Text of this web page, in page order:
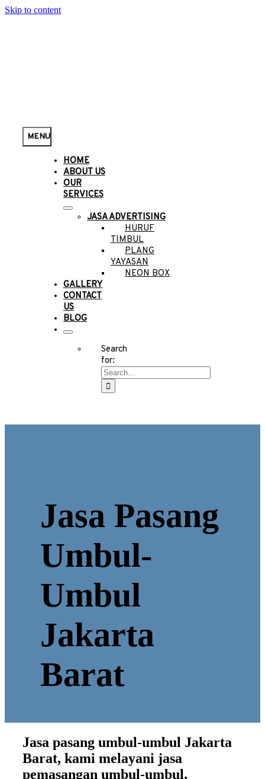
Skip to content
MENU
HOME
ABOUT US
OUR
SERVICES
JASA ADVERTISING
HURUF
TIMBUL
PLANG
YAYASAN
NEON BOX
GALLERY
CONTACT
US
BLOG
Search
for:
Jasa Pasang
Umbul-
Umbul
Jakarta
Barat
Jasa pasang umbul-umbul Jakarta
Barat, kami melayani jasa
pemasangan umbul-umbul,